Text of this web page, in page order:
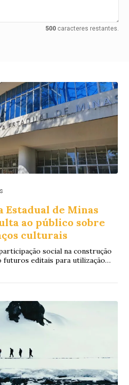
500caracteres restantes.
Estadual de Minas
ao público sobre
culturais
social na construção
futuros editais para utilização